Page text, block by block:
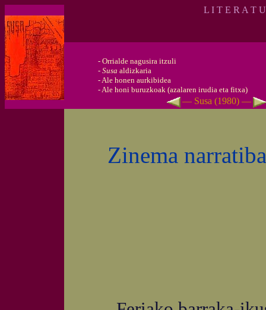
L I T E R A T
- Orrialde nagusira itzuli
- Susa aldizkaria
-Ale honen aurkibidea
-Ale honi buruzkoak (azalaren irudia eta fitxa)
— Susa (1980) —
Zinema